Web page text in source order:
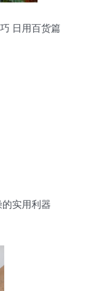
日用百货篇
实用利器